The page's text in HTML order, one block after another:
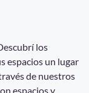
los
espacios un lugar
de nuestros
espacios y